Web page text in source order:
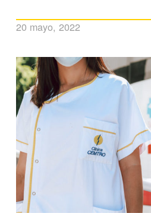
20 mayo, 2022